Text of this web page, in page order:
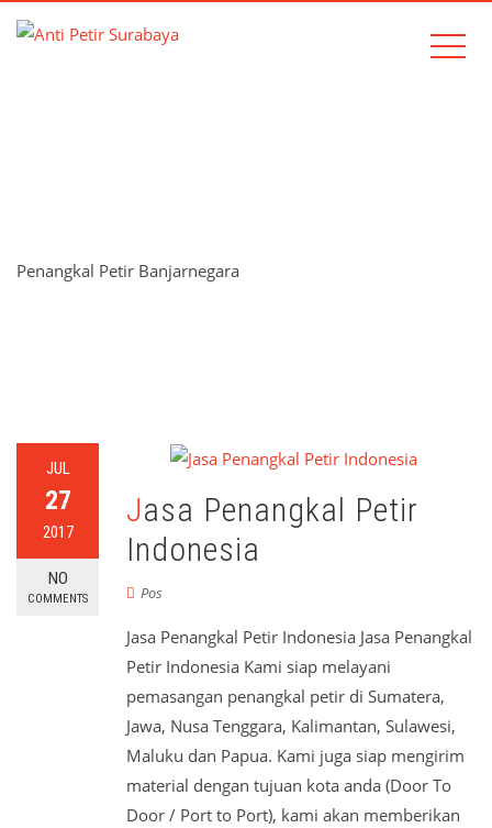
Penangkal Petir Banjarnegara
JUL
27
2017
NO
COMMENTS
Jasa Penangkal Petir
Indonesia
Pos
Jasa Penangkal Petir Indonesia Jasa Penangkal
Petir Indonesia Kami siap melayani
pemasangan penangkal petir di Sumatera,
Jawa, Nusa Tenggara, Kalimantan, Sulawesi,
Maluku dan Papua. Kami juga siap mengirim
material dengan tujuan kota anda (Door To
Door / Port to Port), kami akan memberikan